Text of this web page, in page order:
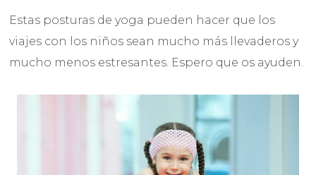
Estas posturas de yoga pueden hacer que los
viajes con los niños sean mucho más llevaderos y
mucho menos estresantes. Espero que os ayuden.